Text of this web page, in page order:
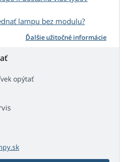
lampu bez modulu?
Ďalšie užitočné informácie
opýtať